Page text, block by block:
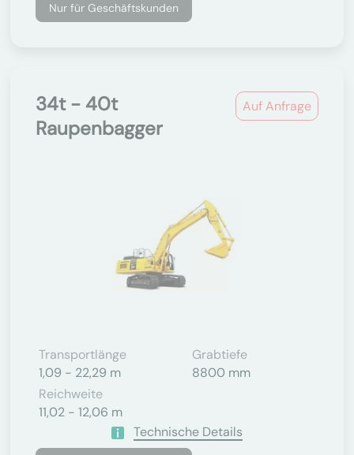
Nur für Geschäftskunden
Auf Anfrage
34t - 40t
Raupenbagger
Transportlänge
1,09 - 22,29 m
Grabtiefe
8800 mm
Reichweite
11,02 - 12,06 m
Technische Details